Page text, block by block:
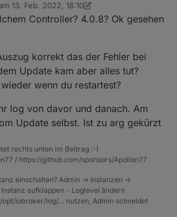
Update von v2.3.0.auf v2.3.1 ergab
Fehler
multihost und verwende jsonl
13 17:06:27.572 - info: backitup.0
13 17:06:28.086 - error: backitup.0
13 17:06:28.089 - error:
13 17:06:28.092 - error:
(/opt/iobroker/node_modules/
(internal/
13 17:06:28.093 - error:
13 17:06:33.540 - info: backitup.0
13. Feb. 2022, 18:10
von apollon77
Controller? 4.0.8? Ok gesehen
korrekt das der Fehler bei
Update kam aber alles tut?
wenn du restartest?
log von davor und danach. Am
Update selbst. Ist zu arg gekürzt
rechts unten im Beitrag :-)
/ https://github.com/sponsors/Apollon77
einschalten? Admin -> Instanzen ->
aufklappen - Loglevel ändern
opt/iobroker/log/… nutzen, Admin schneidet